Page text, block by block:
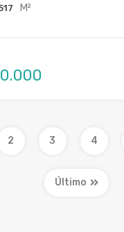
M²
2 3 4
Último